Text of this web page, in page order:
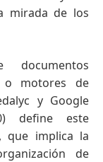
mirada de los
o motores de
y Google
define este
que implica la
de